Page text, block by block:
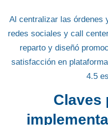
Al centralizar las órdenes
redes sociales y call
reparto y diseñó
satisfacción en
4.5
Claves